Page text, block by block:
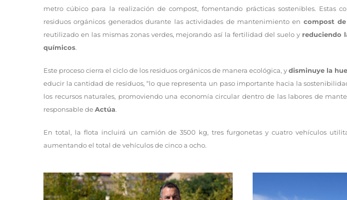
metro cúbico para la realización de compost, fomentando prácticas sostenibles. Estas
residuos orgánicos generados durante las actividades de mantenimiento en compost
reutilizado en las mismas zonas verdes, mejorando así la fertilidad del suelo y reduciendo
químicos.
Este proceso cierra el ciclo de los residuos orgánicos de manera ecológica, ydisminuye la
educir la cantidad de residuos, “lo que representa un paso importante hacia la
los recursos naturales, promoviendo una economía circular dentro de las labores de
responsable deActúa.
En total, la flota incluirá un camión de 3500 kg, tres furgonetas y cuatro vehículos
aumentando el total de vehículos de cinco a ocho.